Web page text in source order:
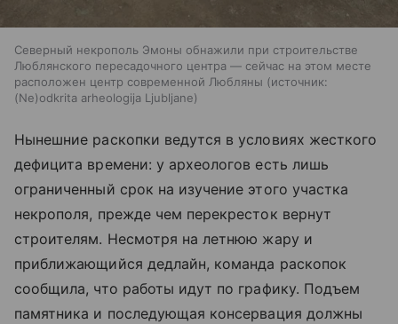
Северный некрополь Эмоны обнажили при строительстве
Люблянского пересадочного центра — сейчас на этом месте
расположен центр современной Любляны
источник:
(Ne)odkrita arheologija Ljubljane
Нынешние раскопки ведутся в условиях жесткого
дефицита времени: у археологов есть лишь
ограниченный срок на изучение этого участка
некрополя, прежде чем перекресток вернут
строителям. Несмотря на летнюю жару и
приближающийся дедлайн, команда раскопок
сообщила, что работы идут по графику. Подъем
памятника и последующая консервация должны